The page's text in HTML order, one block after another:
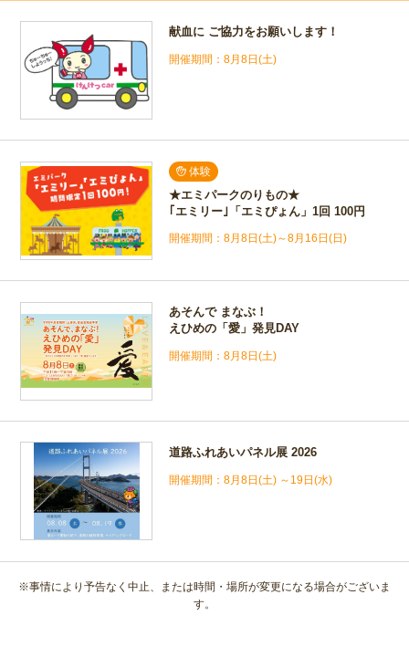
献血に ご協力をお願いします！
8月8日(土)
体験
★エミパークのりもの★
｢エミリー｣「エミぴょん」1回 100円
8月8日(土)～8月16日(日)
あそんで まなぶ！
えひめの「愛」発見DAY
8月8日(土)
道路ふれあいパネル展 2026
8月8日(土) ～19日(水)
※事情により予告なく中止、または時間・場所が変更になる場合がございま
す。